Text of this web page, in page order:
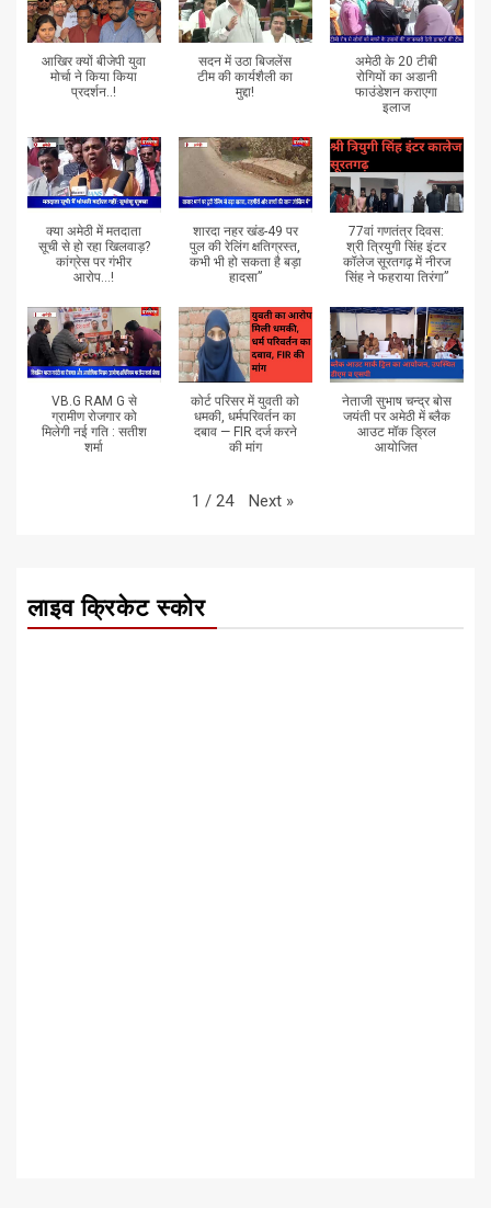
आखिर क्यों बीजेपी युवा
मोर्चा ने किया किया
प्रदर्शन..!
सदन में उठा बिजलेंस
टीम की कार्यशैली का
मुद्दा!
अमेठी के 20 टीबी
रोगियों का अडानी
फाउंडेशन कराएगा
इलाज
क्या अमेठी में मतदाता
सूची से हो रहा खिलवाड़?
कांग्रेस पर गंभीर
आरोप...!
शारदा नहर खंड-49 पर
पुल की रेलिंग क्षतिग्रस्त,
कभी भी हो सकता है बड़ा
हादसा”
77वां गणतंत्र दिवस:
श्री त्रियुगी सिंह इंटर
कॉलेज सूरतगढ़ में नीरज
सिंह ने फहराया तिरंगा”
VB.G RAM G से
ग्रामीण रोजगार को
मिलेगी नई गति : सतीश
शर्मा
कोर्ट परिसर में युवती को
धमकी, धर्मपरिवर्तन का
दबाव — FIR दर्ज करने
की मांग
नेताजी सुभाष चन्द्र बोस
जयंती पर अमेठी में ब्लैक
आउट मॉक ड्रिल
आयोजित
1 / 24 Next »
लाइव क्रिकेट स्कोर